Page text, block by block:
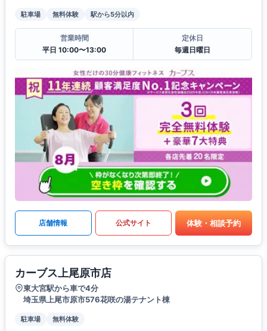
駐車場 無料体験 駅から5分以内
営業時間
平日 10:00〜13:00
定休日
毎週日曜日
店舗情報 公式サイト 体験・相談予約
カーブス上尾原市店
東大宮駅から車で4分
埼玉県上尾市原市576花咲の湯テナント棟
駐車場 無料体験